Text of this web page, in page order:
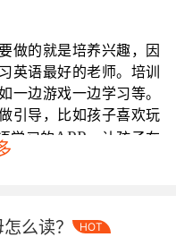
做的就是培养兴趣，因
英语最好的老师。培训
一边游戏一边学习等。
引导，比如孩子喜欢玩
学习的 APP ，让孩子在
达到的学习效果是比较
么读？ HOT